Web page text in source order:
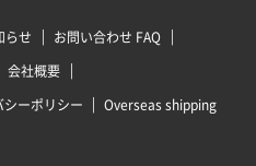
らせ
お問い合わせ FAQ
会社概要
シーポリシー Overseas shipping